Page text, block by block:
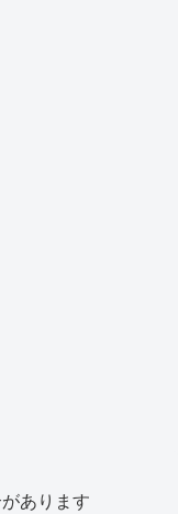
あります